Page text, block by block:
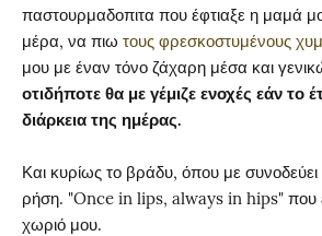
παστουρμαδοπιτα που έφτιαξε η μαμά
μέρα, να πιω τους φρεσκοστυμένους
μου με έναν τόνο ζάχαρη μέσα και
οτιδήποτε θα με γέμιζε ενοχές εάν το
διάρκεια της ημέρας.
Και κυρίως το βράδυ, όπου με
ρήση. "Once in lips, always in hips" που
χωριό μου.